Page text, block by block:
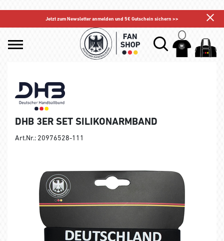
Jetzt zum Newsletter anmelden und 5€ Gutschein sichern >>
DHB 3ER SET SILIKONARMBAND
Art.Nr.: 20976528-111